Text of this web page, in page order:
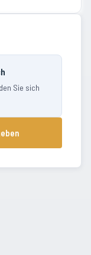
Sie sich